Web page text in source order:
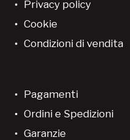
Privacy policy
Cookie
Condizioni di vendita
Pagamenti
Ordini e Spedizioni
Garanzie